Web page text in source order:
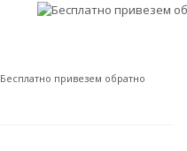
Бесплатно привезем обратно